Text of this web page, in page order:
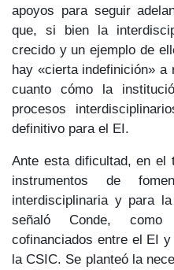
apoyos para seguir
que, si bien la
crecido y un ejemplo de
hay «cierta indefinición»
cuanto cómo la
procesos
definitivo para el EI.
Ante esta dificultad, en el
instrumentos de
interdisciplinaria y para
señaló Conde,
cofinanciados entre el EI
la CSIC. Se planteó la